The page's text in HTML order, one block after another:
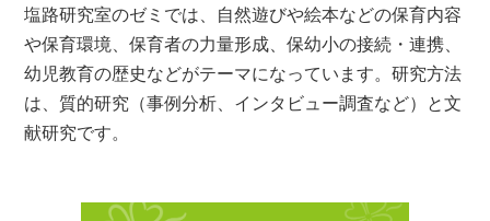
塩路研究室のゼミでは、自然遊びや絵本などの保育内容
や保育環境、保育者の力量形成、保幼小の接続・連携、
幼児教育の歴史などがテーマになっています。研究方法
は、質的研究（事例分析、インタビュー調査など）と文
献研究です。